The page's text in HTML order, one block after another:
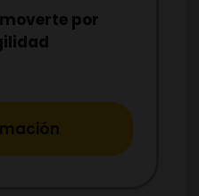
moverte por